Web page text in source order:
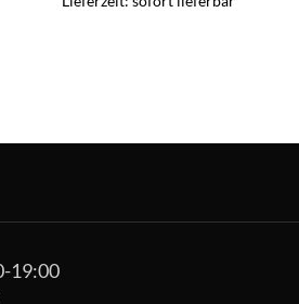
19:00